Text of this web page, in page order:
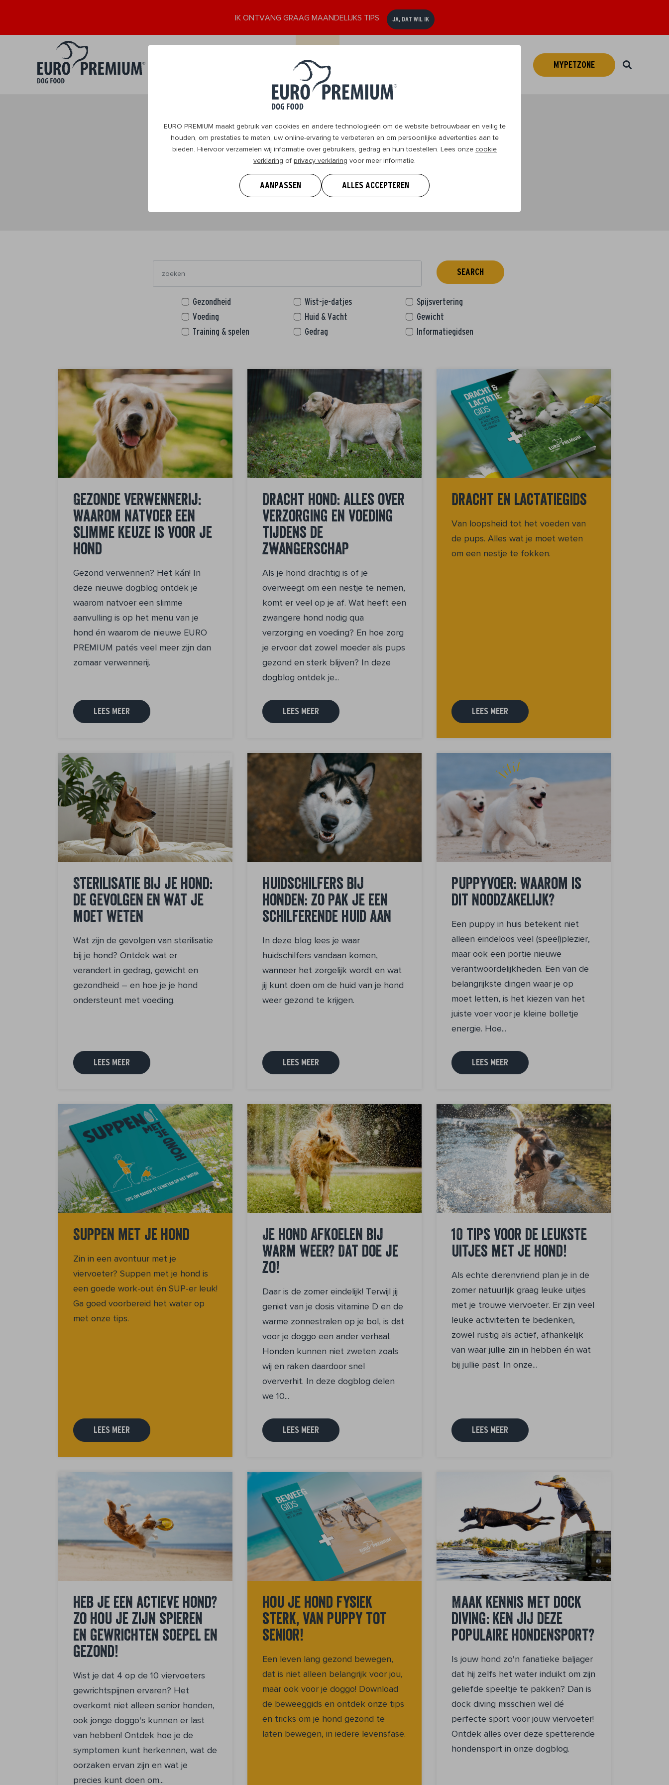
EURO PREMIUM maakt gebruik van cookies en andere technologieën om de website betrouwbaar en veilig te
houden, om prestaties te meten, uw online-ervaring te verbeteren en om persoonlijke advertenties aan te
bieden. Hiervoor verzamelen wij informatie over gebruikers, gedrag en hun toestellen. Lees onze cookie
verklaring of privacy verklaring voor meer informatie.
AANPASSEN ALLES ACCEPTEREN
IK ONTVANG GRAAG MAANDELIJKS TIPS JA, DAT WIL IK
DogBlog MYPETZONE
DogBlog
Alles wat je moet weten om je hond te geven wat hij nodig heeft en samen veel plezier te
SEARCH
Gezondheid
Voeding
Training & spelen
Wist-je-datjes
Huid & Vacht
Gedrag
Spijsvertering
Gewicht
Informatiegidsen
Gezonde verwennerij:
waarom natvoer een
slimme keuze is voor je
hond
Gezond verwennen? Het kán! In
deze nieuwe dogblog ontdek je
waarom natvoer een slimme
aanvulling is op het menu van je
hond én waarom de nieuwe EURO
PREMIUM patés veel meer zijn dan
zomaar verwennerij.
LEES MEER
Dracht hond: alles over
verzorging en voeding
tijdens de
zwangerschap
Als je hond drachtig is of je
overweegt om een nestje te nemen,
komt er veel op je af. Wat heeft een
zwangere hond nodig qua
verzorging en voeding? En hoe zorg
je ervoor dat zowel moeder als pups
gezond en sterk blijven? In deze
dogblog ontdek je...
LEES MEER
Dracht en lactatiegids
Van loopsheid tot het voeden van
de pups. Alles wat je moet weten
om een nestje te fokken.
LEES MEER
Sterilisatie bij je hond:
de gevolgen en wat je
moet weten
Wat zijn de gevolgen van sterilisatie
bij je hond? Ontdek wat er
verandert in gedrag, gewicht en
gezondheid – en hoe je je hond
ondersteunt met voeding.
LEES MEER
Huidschilfers bij
honden: zo pak je een
schilferende huid aan
In deze blog lees je waar
huidschilfers vandaan komen,
wanneer het zorgelijk wordt en wat
jij kunt doen om de huid van je hond
weer gezond te krijgen.
LEES MEER
Puppyvoer: waarom is
dit noodzakelijk?
Een puppy in huis betekent niet
alleen eindeloos veel (speel)plezier,
maar ook een portie nieuwe
verantwoordelijkheden. Een van de
belangrijkste dingen waar je op
moet letten, is het kiezen van het
juiste voer voor je kleine bolletje
energie. Hoe...
LEES MEER
Suppen met je hond
Zin in een avontuur met je
viervoeter? Suppen met je hond is
een goede work-out én SUP-er leuk!
Ga goed voorbereid het water op
met onze tips.
LEES MEER
Je hond afkoelen bij
warm weer? Dat doe je
zo!
Daar is de zomer eindelijk! Terwijl jij
geniet van je dosis vitamine D en de
warme zonnestralen op je bol, is dat
voor je doggo een ander verhaal.
Honden kunnen niet zweten zoals
wij en raken daardoor snel
oververhit. In deze dogblog delen
we 10...
LEES MEER
10 tips voor de leukste
uitjes met je hond!
Als echte dierenvriend plan je in de
zomer natuurlijk graag leuke uitjes
met je trouwe viervoeter. Er zijn veel
leuke activiteiten te bedenken,
zowel rustig als actief, afhankelijk
van waar jullie zin in hebben én wat
bij jullie past. In onze...
LEES MEER
Heb je een actieve hond?
Zo hou je zijn spieren
en gewrichten soepel en
gezond!
Wist je dat 4 op de 10 viervoeters
gewrichtspijnen ervaren? Het
overkomt niet alleen senior honden,
ook jonge doggo's kunnen er last
van hebben! Ontdek hoe je de
symptomen kunt herkennen, wat de
oorzaken ervan zijn en wat je
precies kunt doen om...
Hou je hond fysiek
sterk, van puppy tot
senior!
Een leven lang gezond bewegen,
dat is niet alleen belangrijk voor jou,
maar ook voor je doggo! Download
de beweeggids en ontdek onze tips
en tricks om je hond gezond te
laten bewegen, in iedere levensfase.
Maak kennis met dock
diving: ken jij deze
populaire hondensport?
Is jouw hond zo'n fanatieke baljager
dat hij zelfs het water induikt om zijn
geliefde speeltje te pakken? Dan is
dock diving misschien wel dé
perfecte sport voor jouw viervoeter!
Ontdek alles over deze spetterende
hondensport in onze dogblog.